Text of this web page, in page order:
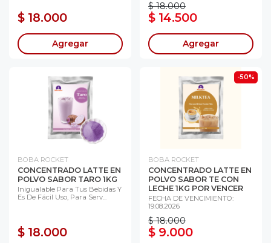
$ 18.000
Agregar
$ 18.000
$ 14.500
Agregar
BOBA ROCKET
CONCENTRADO LATTE EN
POLVO SABOR TARO 1KG
Inigualable Para Tus Bebidas Y
Es De Fácil Uso, Para Serv...
$ 18.000
-50%
BOBA ROCKET
CONCENTRADO LATTE EN
POLVO SABOR TE CON
LECHE 1KG POR VENCER
FECHA DE VENCIMIENTO:
19.08.2026
$ 18.000
$ 9.000